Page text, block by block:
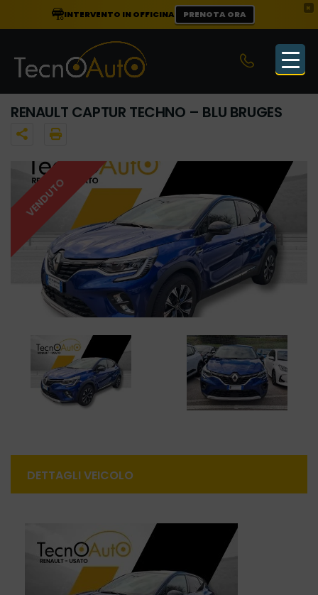
×
INTERVENTO IN OFFICINA PRENOTA ORA
RENAULT CAPTUR TECHNO – BLU BRUGES
VENDUTO
DETTAGLI VEICOLO